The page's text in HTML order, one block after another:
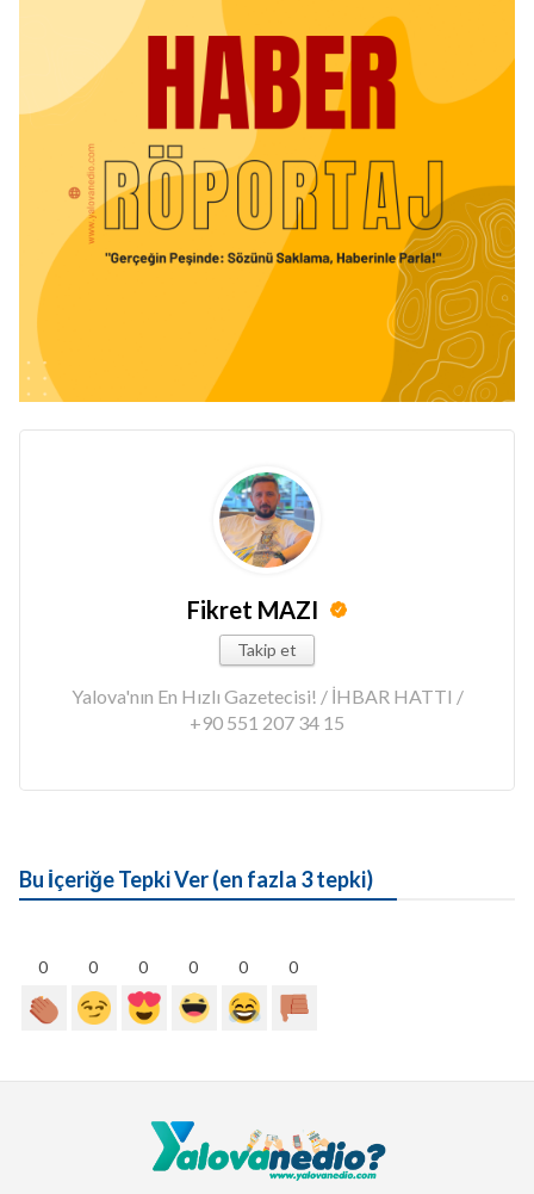
Fikret MAZI
Takip et
Yalova'nın En Hızlı Gazetecisi! / İHBAR HATTI /
+90 551 207 34 15
Bu İçeriğe Tepki Ver (en fazla 3 tepki)
0 0 0 0 0 0